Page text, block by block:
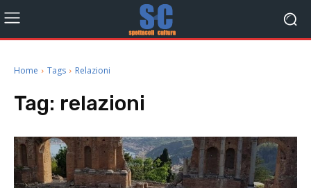
Home Tags Relazioni
Tag: relazioni